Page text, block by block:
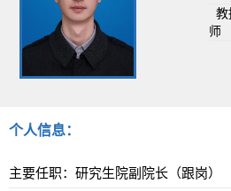
师
个人信息：
主要任职：研究生院副院长（跟岗）